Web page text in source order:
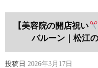
【美容院の開店祝い
バルーン｜松江
投稿日 2026年3月17日